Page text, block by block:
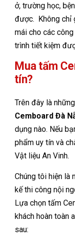
ở, trường học,
được. Không chỉ
mái cho các
trình tiết kiệm
Mua tấm
tín?
Trên đây là
Cemboard Đà
dụng nào. Nếu
phẩm uy tín và
Vật liệu An Vinh.
Chúng tôi hiện là
kế thi công nội
Lựa chọn tấm
khách hoàn toàn
sau: